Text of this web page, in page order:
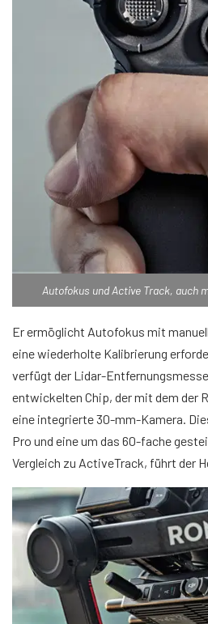
Autofokus und Active Track, auch
Er ermöglicht Autofokus mit
eine wiederholte Kalibrierung
verfügt der Lidar-
entwickelten Chip, der mit dem der
eine integrierte 30-mm-Kamera.
Pro und eine um das 60-fache
Vergleich zu ActiveTrack, führt der